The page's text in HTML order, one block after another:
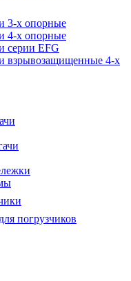
3-х опорные
4-х опорные
серии EFG
взрывозащищенные 4-х
погрузчиков